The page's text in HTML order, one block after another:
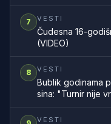
7 VESTI
Čudesna 16-
(VIDEO)
8 VESTI
Bublik godinama
sina: "Turnir nije
VESTI